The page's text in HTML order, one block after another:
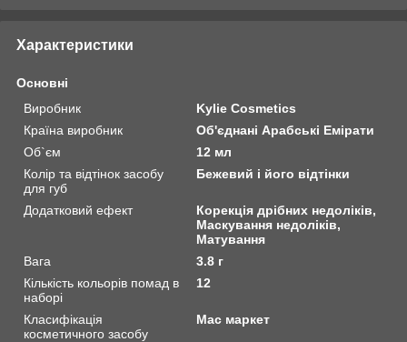
Характеристики
Основні
Виробник
Kylie Cosmetics
Країна виробник
Об'єднані Арабські Емірати
Об`єм
12 мл
Колір та відтінок засобу
для губ
Бежевий і його відтінки
Додатковий ефект
Корекція дрібних недоліків,
Маскування недоліків,
Матування
Вага
3.8 г
Кількість кольорів помад в
наборі
12
Класифікація
косметичного засобу
Мас маркет